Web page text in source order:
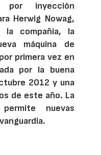
por inyección
Herwig Nowag,
compañía, la
máquina de
primera vez en
por la buena
2012 y una
de este año. La
nuevas